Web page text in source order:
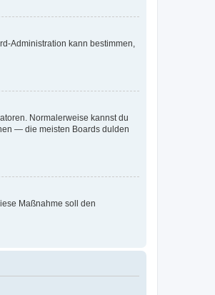
Administration kann bestimmen,
Normalerweise kannst du
— die meisten Boards dulden
Maßnahme soll den